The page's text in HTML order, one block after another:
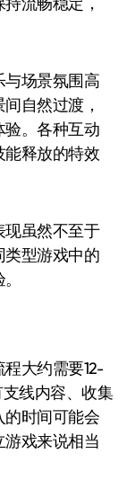
与场景氛围高
自然过渡，
验。各种互动
能释放的特效
现虽然不至于
类型游戏中的
大约需要12-
线内容、收集
的时间可能会
戏来说相当